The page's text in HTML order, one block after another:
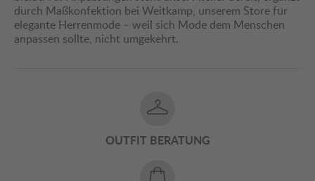
durch Maßkonfektion bei Weitkamp, unserem Store für
elegante Herrenmode – weil sich Mode dem Menschen
anpassen sollte, nicht umgekehrt.
OUTFIT BERATUNG